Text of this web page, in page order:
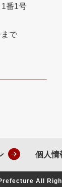
番1号
で
個人情
All